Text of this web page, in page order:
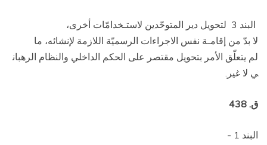
البند 3 ­ لتحويل دير المتوحّدين لاستـخدامّات أخرى،
لا بدّ من إقامـة نفس الاجراءات الرسميّة اللازمة لإنشائه، ما
لم يتعلّق الأمر بتحويل مقتصر على الحكم الداخلي والنظام الرهبان
ي لا غير.
ق. 438
البند 1 ­